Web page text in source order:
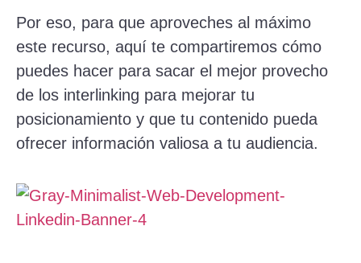
Por eso, para que aproveches al máximo
este recurso, aquí te compartiremos cómo
puedes hacer para sacar el mejor provecho
de los interlinking para mejorar tu
posicionamiento y que tu contenido pueda
ofrecer información valiosa a tu audiencia.